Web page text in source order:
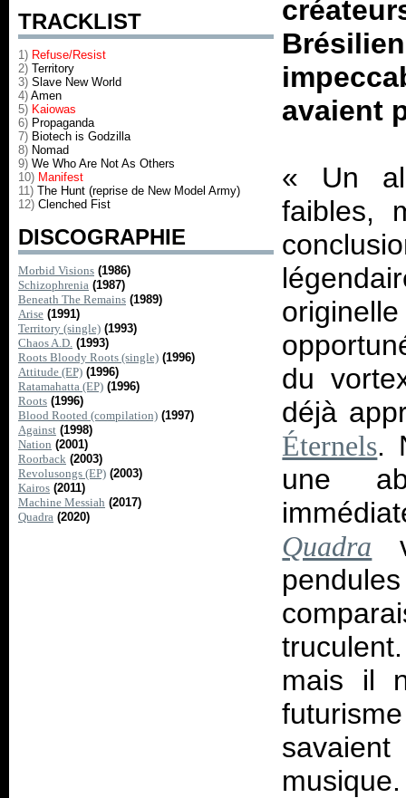
TRACKLIST
1) Refuse/Resist
2) Territory
3) Slave New World
4) Amen
5) Kaiowas
6) Propaganda
7) Biotech is Godzilla
8) Nomad
9) We Who Are Not As Others
10) Manifest
11) The Hunt (reprise de New Model Army)
12) Clenched Fist
DISCOGRAPHIE
Morbid Visions (1986)
Schizophrenia (1987)
Beneath The Remains (1989)
Arise (1991)
Territory (single) (1993)
Chaos A.D. (1993)
Roots Bloody Roots (single) (1996)
Attitude (EP) (1996)
Ratamahatta (EP) (1996)
Roots (1996)
Blood Rooted (compilation) (1997)
Against (1998)
Nation (2001)
Roorback (2003)
Revolusongs (EP) (2003)
Kairos (2011)
Machine Messiah (2017)
Quadra (2020)
avaient
« Un
faibles,
du
déjà
Éternels.
une
Quadra
mais il
musique.